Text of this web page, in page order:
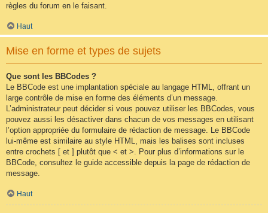
règles du forum en le faisant.
Haut
Mise en forme et types de sujets
Que sont les BBCodes ?
Le BBCode est une implantation spéciale au langage HTML, offrant un
large contrôle de mise en forme des éléments d’un message.
L’administrateur peut décider si vous pouvez utiliser les BBCodes, vous
pouvez aussi les désactiver dans chacun de vos messages en utilisant
l’option appropriée du formulaire de rédaction de message. Le BBCode
lui-même est similaire au style HTML, mais les balises sont incluses
entre crochets [ et ] plutôt que < et >. Pour plus d’informations sur le
BBCode, consultez le guide accessible depuis la page de rédaction de
message.
Haut